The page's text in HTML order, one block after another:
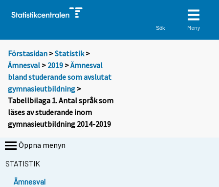
Sök Meny
Förstasidan >Statistik >
Ämnesval > 2019 >Ämnesval
bland studerande som avslutat
gymnasieutbildning >
Tabellbilaga 1. Antal språk som
läses av studerande inom
gymnasieutbildning 2014-2019
Öppna menyn
STATISTIK
Ämnesval